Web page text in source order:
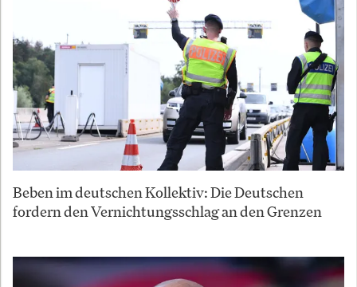
Beben im deutschen Kollektiv: Die Deutschen
fordern den Vernichtungsschlag an den Grenzen